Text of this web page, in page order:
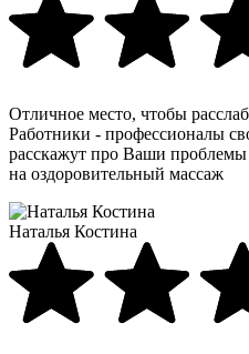
Отличное место, чтобы
Работники - профессионалы
расскажут про Ваши проблемы
на оздоровительный массаж
Наталья Костина